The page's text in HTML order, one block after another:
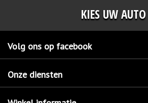
KIES UW AUTO
Volg ons op facebook
Onze diensten